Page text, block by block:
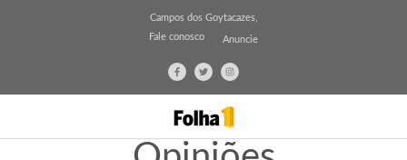
Campos dos Goytacazes,
Fale conosco
Anuncie